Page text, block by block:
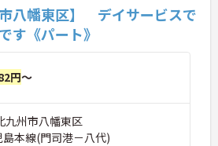
市八幡東区】 デイサービスで
す《パート》
円～
九州市八幡東区
島本線(門司港－八代)